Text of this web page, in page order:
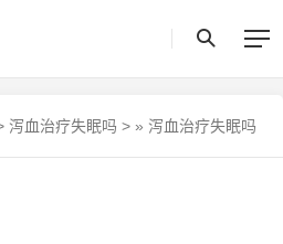
泻血治疗失眠吗 > » 泻血治疗失眠吗